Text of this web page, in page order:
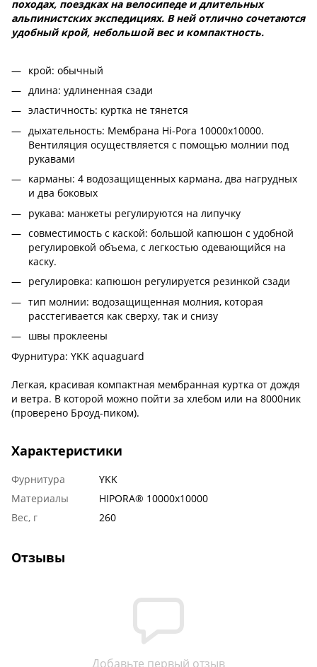
походах, поездках на велосипеде и длительных
альпинистских экспедициях. В ней отлично сочетаются
удобный крой, небольшой вес и компактность.
крой: обычный
длина: удлиненная сзади
эластичность: куртка не тянется
дыхательность: Мембрана Hi-Pora 10000x10000.
Вентиляция осуществляется с помощью молнии под
рукавами
карманы: 4 водозащищенных кармана, два нагрудных
и два боковых
рукава: манжеты регулируются на липучку
совместимость с каской: большой капюшон с удобной
регулировкой объема, с легкостью одевающийся на
каску.
регулировка: капюшон регулируется резинкой сзади
тип молнии: водозащищенная молния, которая
расстегивается как сверху, так и снизу
швы проклеены
Фурнитура: YKK aquaguard
Легкая, красивая компактная мембранная куртка от дождя
и ветра. В которой можно пойти за хлебом или на 8000ник
(проверено Броуд-пиком).
Характеристики
Фурнитура
YKK
Материалы
HIPORA® 10000x10000
Вес, г
260
Отзывы
Добавьте первый отзыв